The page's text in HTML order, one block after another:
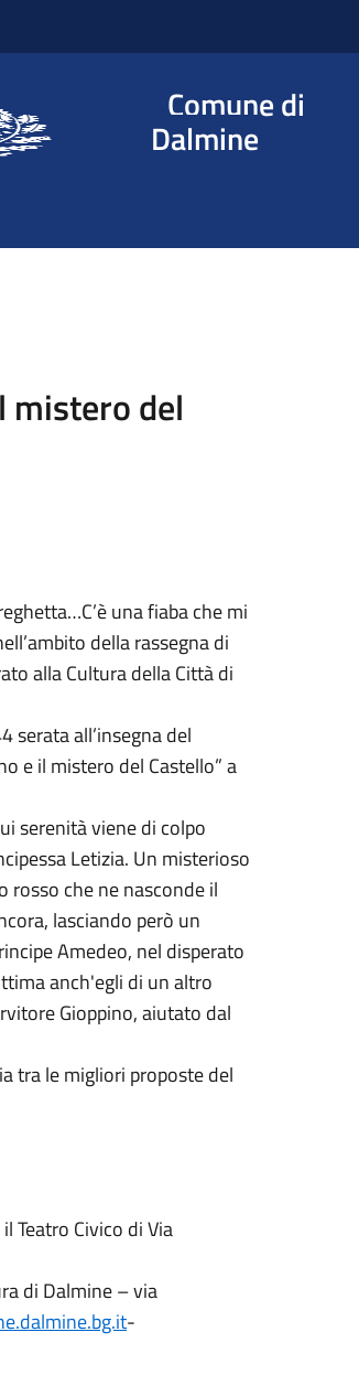
Comune di
Dalmine
mistero del
una fiaba che mi
della rassegna di
alla Cultura della Città di
serata all’insegna del
e il mistero del Castello” a
serenità viene di colpo
Letizia. Un misterioso
rosso che ne nasconde il
lasciando però un
Amedeo, nel disperato
anch'egli di un altro
Gioppino, aiutato dal
tra le migliori proposte del
Teatro Civico di Via
di Dalmine – via
-